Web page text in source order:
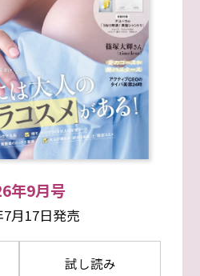
年9月号
7月17日発売
試し読み